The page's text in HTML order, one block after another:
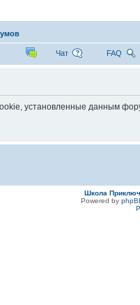
Чат FAQ
установленные данным
Школа
Powered by